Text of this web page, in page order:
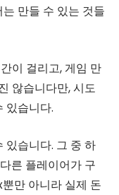
만들 수 있는 것들
이 걸리고, 게임 만
않습니다만, 시도
있습니다.
있습니다. 그 중 하
른 플레이어가 구
만 아니라 실제 돈